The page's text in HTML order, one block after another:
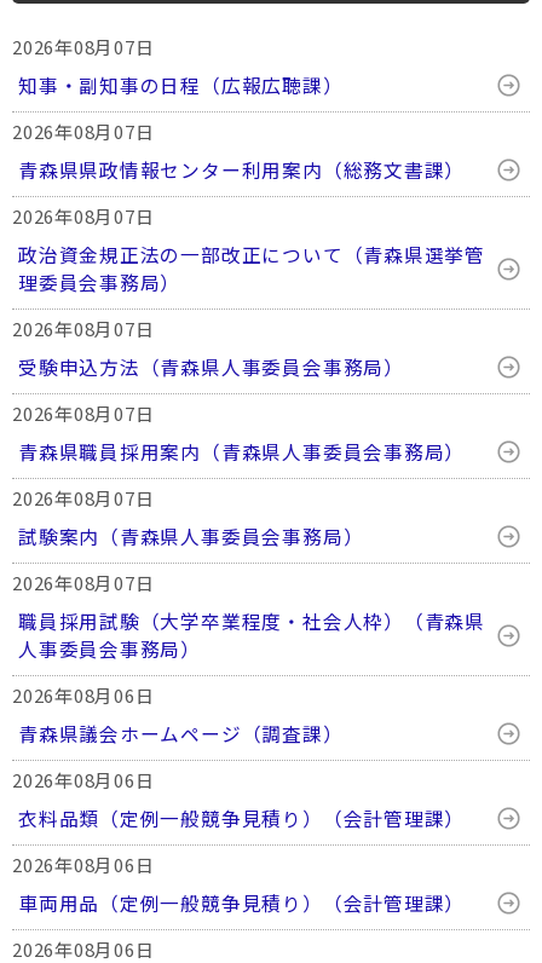
2026年08月07日
知事・副知事の日程（広報広聴課）
2026年08月07日
青森県県政情報センター利用案内（総務文書課）
2026年08月07日
政治資金規正法の一部改正について（青森県選挙管
理委員会事務局）
2026年08月07日
受験申込方法（青森県人事委員会事務局）
2026年08月07日
青森県職員採用案内（青森県人事委員会事務局）
2026年08月07日
試験案内（青森県人事委員会事務局）
2026年08月07日
職員採用試験（大学卒業程度・社会人枠）（青森県
人事委員会事務局）
2026年08月06日
青森県議会ホームページ（調査課）
2026年08月06日
衣料品類（定例一般競争見積り）（会計管理課）
2026年08月06日
車両用品（定例一般競争見積り）（会計管理課）
2026年08月06日